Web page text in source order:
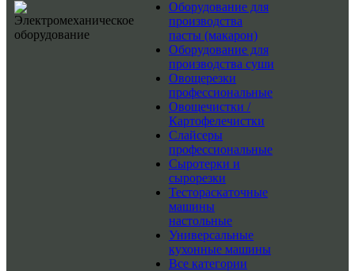
Оборудование для
производства
пасты (макарон)
Оборудование для
производства суши
Овощерезки
профессиональные
Овощечистки /
Картофелечистки
Слайсеры
профессиональные
Сыротерки и
сырорезки
Тестораскаточные
машины
настольные
Универсальные
кухонные машины
Все категории